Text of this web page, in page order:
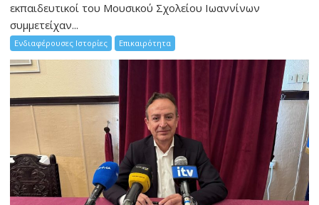
εκπαιδευτικοί του Μουσικού Σχολείου Ιωαννίνων
συμμετείχαν...
Ενδιαφέρουσες Ιστορίες Επικαιρότητα